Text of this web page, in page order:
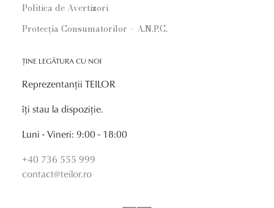
Politica de Avertizori
Protecția Consumatorilor – A.N.P.C.
ȚINE LEGĂTURA CU NOI
Reprezentanții TEILOR
îți stau la dispoziție.
Luni - Vineri: 9:00 - 18:00
+40 736 555 999
contact@teilor.ro